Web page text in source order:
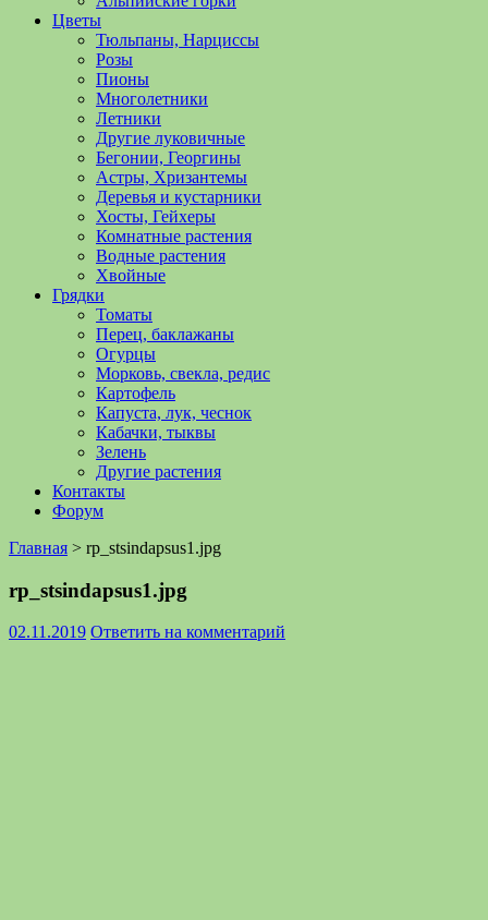
Цветы
Тюльпаны, Нарциссы
Розы
Пионы
Многолетники
Летники
Другие луковичные
Бегонии, Георгины
Астры, Хризантемы
Деревья и кустарники
Хосты, Гейхеры
Комнатные растения
Водные растения
Хвойные
Грядки
Томаты
Перец, баклажаны
Огурцы
Морковь, свекла, редис
Картофель
Капуста, лук, чеснок
Кабачки, тыквы
Зелень
Другие растения
Контакты
Форум
Главная > rp_stsindapsus1.jpg
rp_stsindapsus1.jpg
02.11.2019 Ответить на комментарий